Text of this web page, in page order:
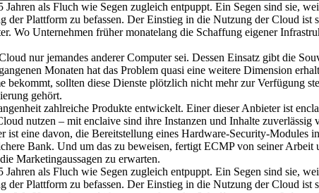
als Fluch wie Segen zugleich entpuppt. Ein Segen sind sie,
Plattform zu befassen. Der Einstieg in die Nutzung der Cloud
Wo Unternehmen früher monatelang die Schaffung eigener
nur jemandes anderer Computer sei. Dessen Einsatz gibt die
Monaten hat das Problem quasi eine weitere Dimension
sollten diese Dienste plötzlich nicht mehr zur Verfügung
gehört.
zahlreiche Produkte entwickelt. Einer dieser Anbieter ist
nutzen – mit enclaive sind ihre Instanzen und Inhalte
eine davon, die Bereitstellung eines Hardware-Security-
Bank. Und um das zu beweisen, fertigt ECMP von seiner
Marketingaussagen zu erwarten.
als Fluch wie Segen zugleich entpuppt. Ein Segen sind sie,
Plattform zu befassen. Der Einstieg in die Nutzung der Cloud